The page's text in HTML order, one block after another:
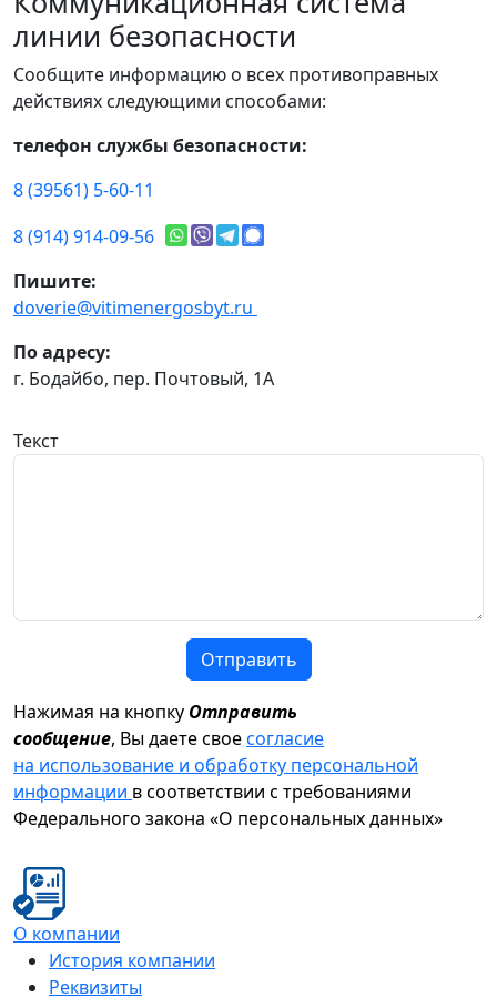
линии безопасности
Сообщите информацию о всех противоправных
действиях следующими способами:
телефон службы безопасности:
8 (39561) 5-60-11
8 (914) 914-09-56
Пишите:
doverie@vitimenergosbyt.ru
По адресу:
г. Бодайбо, пер. Почтовый, 1А
Текст
Отправить
Нажимая на кнопку Отправить
сообщение, Вы даете своесогласие
на использование и обработку персональной
информации в соответствии с требованиями
Федерального закона «О персональных данных»
О компании
История компании
Реквизиты